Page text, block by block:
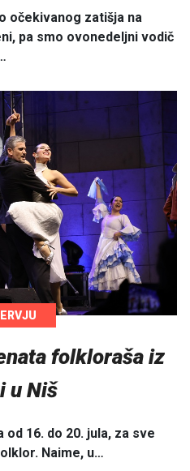
očekivanog zatišja na
pa smo ovonedeljni vodič
folkloraša iz
u Niš
16. do 20. jula, za sve
Naime, u…